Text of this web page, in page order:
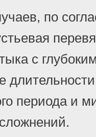
по
с
периода и